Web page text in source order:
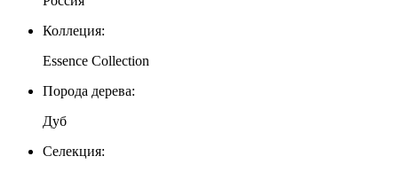
Коллеция:
Essence Collection
Порода дерева:
Дуб
Селекция: